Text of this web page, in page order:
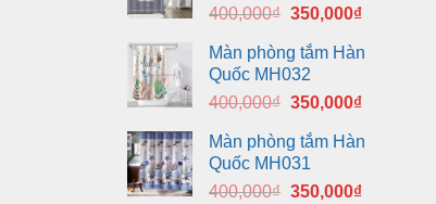
400,000₫ Giá
là:
400,000₫.
350,000₫Giá
tại
350,000₫.
Màn phòng tắm Hàn
Quốc MH032
400,000₫ Giá
là:
400,000₫.
350,000₫Giá
tại
350,000₫.
Màn phòng tắm Hàn
Quốc MH031
400,000₫ Giá
350,000₫Giá